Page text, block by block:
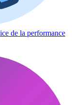
de la performance